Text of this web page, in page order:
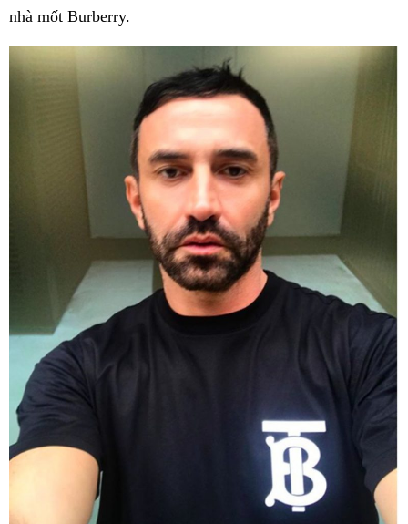
nhà mốt Burberry.